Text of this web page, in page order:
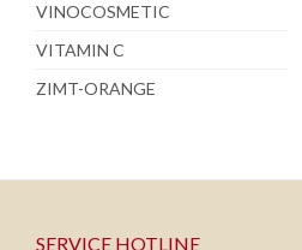
VINOCOSMETIC
VITAMIN C
ZIMT-ORANGE
SERVICE HOTLINE